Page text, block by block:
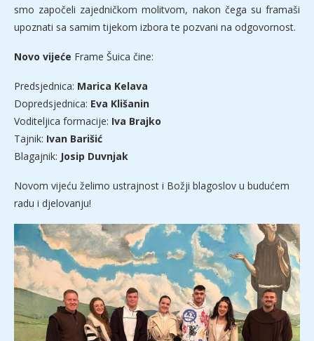
smo započeli zajedničkom molitvom, nakon čega su framaši
upoznati sa samim tijekom izbora te pozvani na odgovornost.
Novo vijeće Frame Šuica čine:
Predsjednica: Marica Kelava
Dopredsjednica: Eva Klišanin
Voditeljica formacije: Iva Brajko
Tajnik: Ivan Barišić
Blagajnik: Josip Duvnjak
Novom vijeću želimo ustrajnost i Božji blagoslov u budućem
radu i djelovanju!